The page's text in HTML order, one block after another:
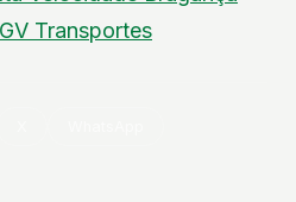
Transportes